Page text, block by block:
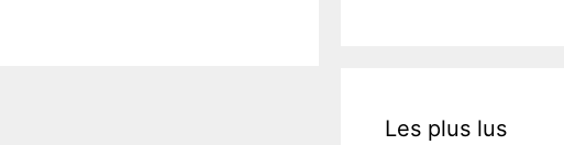
Les plus lus